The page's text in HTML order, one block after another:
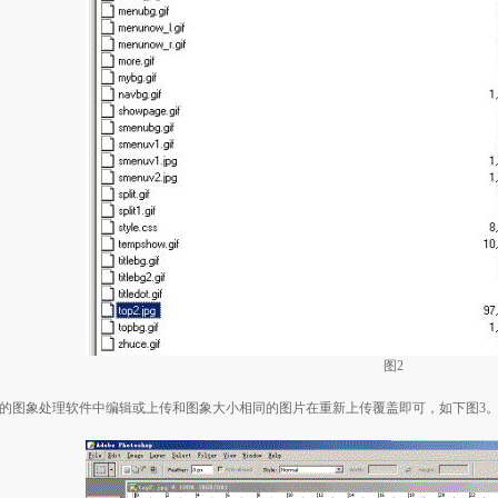
图2
图象处理软件中编辑或上传和图象大小相同的图片在重新上传覆盖即可，如下图3。